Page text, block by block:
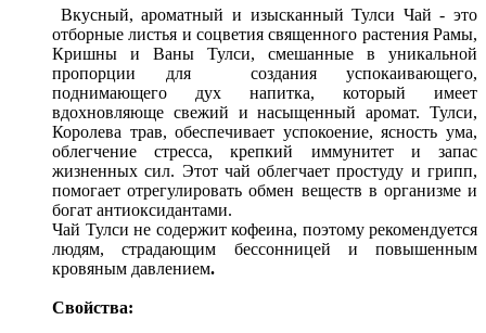
Вкусный, ароматный и изысканный Тулси Чай - это
отборные листья и соцветия священного растения Рамы,
Кришны и Ваны Тулси, смешанные в уникальной
пропорции для создания успокаивающего,
поднимающего дух напитка, который имеет
вдохновляюще свежий и насыщенный аромат. Тулси,
Королева трав, обеспечивает успокоение, ясность ума,
облегчение стресса, крепкий иммунитет и запас
жизненных сил. Этот чай облегчает простуду и грипп,
помогает отрегулировать обмен веществ в организме и
богат антиоксидантами.
Чай Тулси не содержит кофеина, поэтому рекомендуется
людям, страдающим бессонницей и повышенным
кровяным давлением.
Свойства: